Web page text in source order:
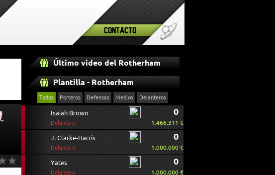
Contacto
Último video del Rotherham
Plantilla - Rotherham
Todos Porteros Defensas Medios Delanteros
Isaiah Brown
Delantero
0
1.466.311 €
J. Clarke-Harris
Delantero
0
1.000.000 €
Yates
Delantero
0
1.000.000 €